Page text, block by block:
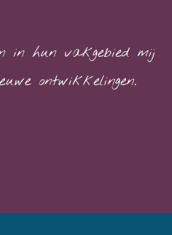
in hun vakgebied mij
ontwikkelingen.